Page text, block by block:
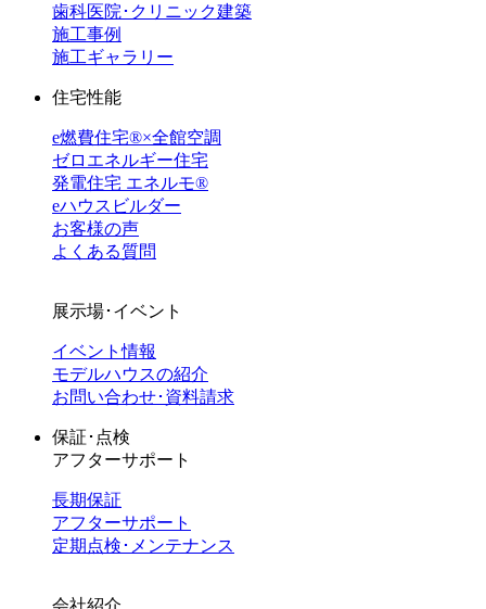
歯科医院･クリニック建築
施工事例
施工ギャラリー
住宅性能
e燃費住宅®︎×全館空調
ゼロエネルギー住宅
発電住宅 エネルモ®
eハウスビルダー
お客様の声
よくある質問
展示場･イベント
イベント情報
モデルハウスの紹介
お問い合わせ･資料請求
保証･点検
アフターサポート
長期保証
アフターサポート
定期点検･メンテナンス